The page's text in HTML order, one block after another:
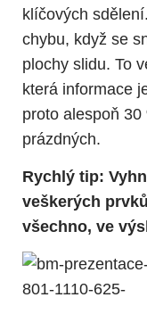
klíčových
chybu, když se
plochy slidu. To
která informace
proto alespoň
prázdných.
Rychlý tip:
veškerých
všechno, ve